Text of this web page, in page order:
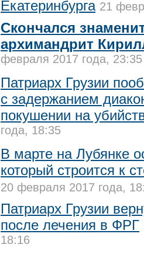
Екатеринбурга 21
Скончался
архимандрит
февраля 2017 года, 23:35
Патриарх Грузии
с задержанием
покушении на
года, 18:35
В марте на Лубянке
который строится к
20 февраля 2017 года,
Патриарх Грузии
после лечения в ФРГ
18:16